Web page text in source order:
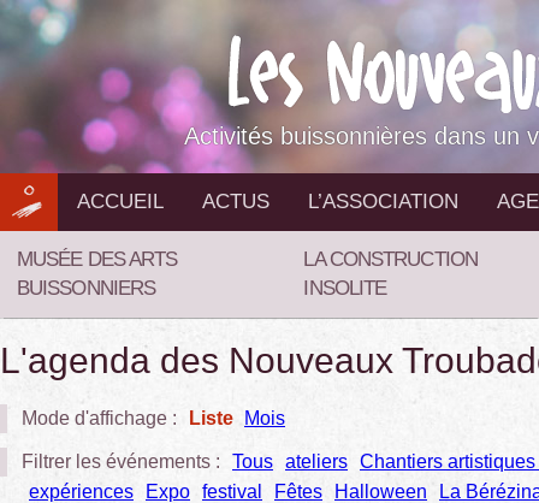
Aller
au
contenu
Activités buissonnières dans un
ACCUEIL ACTUS L’ASSOCIATION
MUSÉE DES ARTS
BUISSONNIERS
LA CONSTRUCTION
INSOLITE
L'agenda des Nouveaux
Mode d'affichage : Liste Mois
Filtrer les événements : Tous ateliers Chantiers
expériences
Expo festival Fêtes Halloween
La